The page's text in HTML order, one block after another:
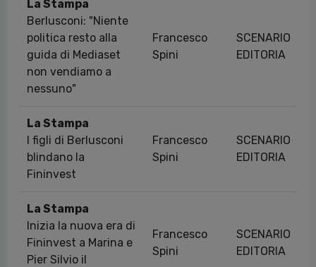
La Stampa
Berlusconi: "Niente
politica resto alla
guida di Mediaset
non vendiamo a
nessuno"
Francesco
Spini
SCENARIO
EDITORIA
La Stampa
I figli di Berlusconi
blindano la
Fininvest
Francesco
Spini
SCENARIO
EDITORIA
La Stampa
Inizia la nuova era di
Fininvest a Marina e
Pier Silvio il
Francesco
Spini
SCENARIO
EDITORIA